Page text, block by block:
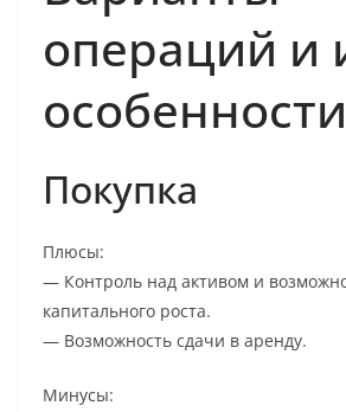
операций и
особенности
Покупка
Плюсы:
— Контроль над активом и
капитального роста.
— Возможность сдачи в аренду.
Минусы: